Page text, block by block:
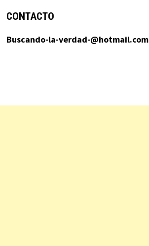
CONTACTO
Buscando-la-verdad-@hotmail.com